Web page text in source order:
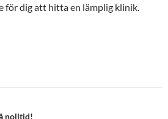
för dig att hitta en lämplig klinik.
nolltid!